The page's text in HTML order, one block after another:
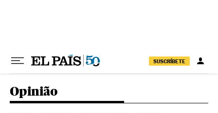
SUSCRÍBETE
Opinião